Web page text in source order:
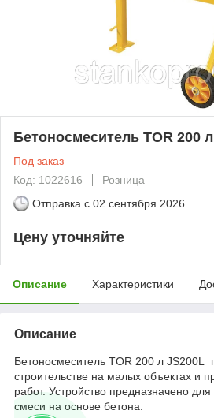
Бетоносмеситель TOR 200
Под заказ
Код: 1022616
Розница
Отправка с 02 сентября 2026
Цену уточняйте
Описание Характеристики
Описание
Бетоносмеситель TOR 200 л JS200L
строительстве на малых объектах и
работ. Устройство предназначено
смеси на основе бетона.